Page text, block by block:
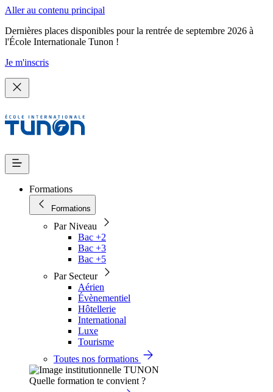
Aller au contenu principal
Dernières places disponibles pour la rentrée de septembre 2026 à
l'École Internationale Tunon !
Je m'inscris
Formations
Formations
Par Niveau
Bac +2
Bac +3
Bac +5
Par Secteur
Aérien
Évènementiel
Hôtellerie
International
Luxe
Tourisme
Toutes nos formations
Quelle formation te convient ?